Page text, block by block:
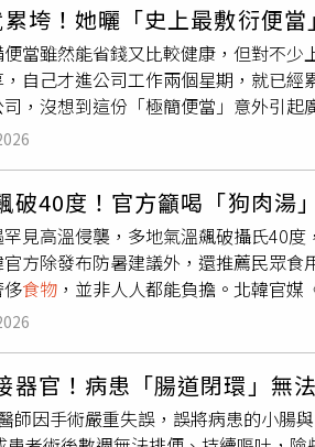
、蓮子粥、百合粥和薄荷粥益處多多
秋瓜壞肚」，夏季剛過，人的脾胃
辛增酸」愛吃辛辣刺激食物的人要克
收肺氣，而辛辣太盛則傷肺。「增
、石榴、葡萄、橘子、檸檬、番茄等
胡蘿蔔、地瓜、白菜、芹菜、豆芽
，攝入熱量過剩，會轉化成脂肪堆積
煎炸食物 油膩煎炸的食物
不易消化
復發或加重，就是因為這個原因。8.
之初還是要少食，因為秋初炎熱未完
增加腸胃負擔，影響胃腸功能。因
，無病強身”是不科學的，用食補代
、蘿蔔、百合等物來保健身體，無
健治療作用，亦有一定的副作用，久
退，需要全面地系統地加以調理，而
是十分必要的，不能恒補不變，一補
利至少100萬元，甚至還在香港下斡
外，更瞄準信用卡，與境外不法集
手時專挑人流最大的繁忙捷運站下
換身上上衣，或是戴上帽子與口罩
台北前往桃園一處旅館躲藏，更是
，準備在旅館內避風頭，未料還沒等到
定成刷卡機，複製信用卡資訊，迅速
署並建請羈押，卻因周男犯後拒絕交
，並限制出境出海；直到周男手機
警方只能再組成鷹眼小組，調閱周
到案。然而在警方第二次將周男拘
，同時清查其來台後是否有相關同
至今，全案經台北地檢署7月27日偵
未遂罪嫌，提起公訴，具體求刑有期
垮！她曬「史上最敷衍便
當雖然能省錢又比較健康，但對不
自己才進公司工作兩個星期，就已
，沒想到這份「極簡便當」意外引
。原PO日前在Threads發文表示，
工作結束後都累得筋疲力盡，備餐內
是「史上最敷衍便當」。貼文曝光後
準備餐盒，青菜洗乾淨後直接裝進塑
稱像是在啃石頭。也有網友分享，
有人午餐是一碗白飯搭配鰻魚罐頭
便當」讓不少人笑翻。留言區更湧
厲害了」、「雖然看起來很樸素，但
還有人看完文章才驚覺，自己早上蒸
每天花時間做精緻便當，不如依照自己
的備餐方式。
破40度！官方籲喝「狗肉
見高溫侵襲，多地氣溫飆破攝氏40
方除發布防暑建議外，還推薦民眾
食物 ，並非人人都能負擔。北韓官
議，提醒民眾高溫可能導致熱衰竭
效果。不過，由於價格不低，對不少
南韓同樣深受高溫所苦。據南韓官方
器官！病患「腸道閉環」
師因手術嚴重失誤，誤將病患的小腸